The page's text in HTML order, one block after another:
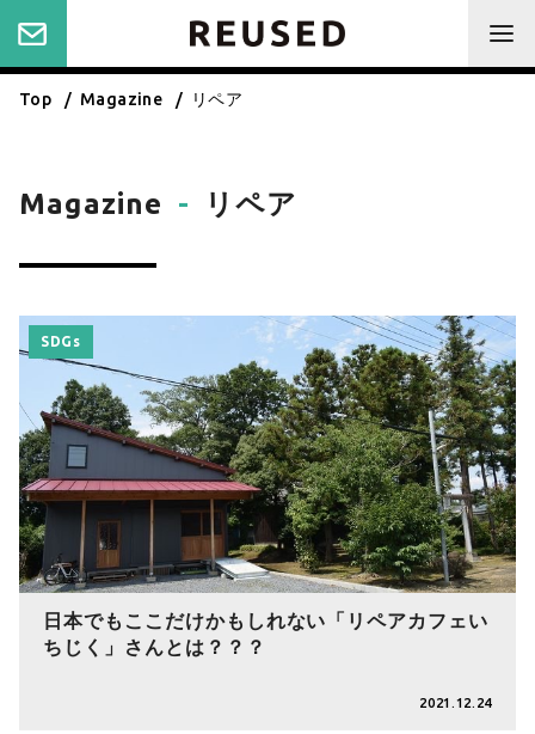
Top Magazine リペア
Magazine - リペア
日本でもここだけかもしれない「リペアカフェい
ちじく」さんとは？？？
2021.12.24
SDGs